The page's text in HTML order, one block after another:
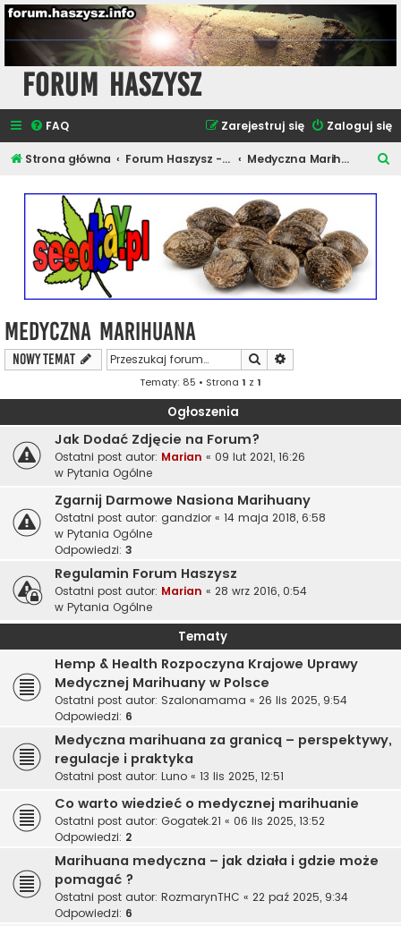
Forum Haszysz
FAQ Zaloguj się
Zarejestruj się
Strona główna Forum Haszysz - Newsy i Artykuły Medyczna Marihuana
Medyczna Marihuana
NOWY TEMAT Szukaj
Tematy: 85 • Strona 1 z 1
Ogłoszenia
Jak Dodać Zdjęcie na Forum?
Ostatni post autor: Marian « 09 lut 2021, 16:26
w Pytania Ogólne
Zgarnij Darmowe Nasiona Marihuany
Ostatni post autor: gandzior « 14 maja 2018, 6:58
w Pytania Ogólne
Odpowiedzi: 3
Regulamin Forum Haszysz
Ostatni post autor: Marian « 28 wrz 2016, 0:54
w Pytania Ogólne
Tematy
Hemp & Health Rozpoczyna Krajowe Uprawy
Medycznej Marihuany w Polsce
Ostatni post autor: Szalonamama « 26 lis 2025, 9:54
Odpowiedzi: 6
Medyczna marihuana za granicą – perspektywy,
regulacje i praktyka
Ostatni post autor: Luno « 13 lis 2025, 12:51
Co warto wiedzieć o medycznej marihuanie
Ostatni post autor: Gogatek.21 « 06 lis 2025, 13:52
Odpowiedzi: 2
Marihuana medyczna – jak działa i gdzie może
pomagać ?
Ostatni post autor: RozmarynTHC « 22 paź 2025, 9:34
Odpowiedzi: 6